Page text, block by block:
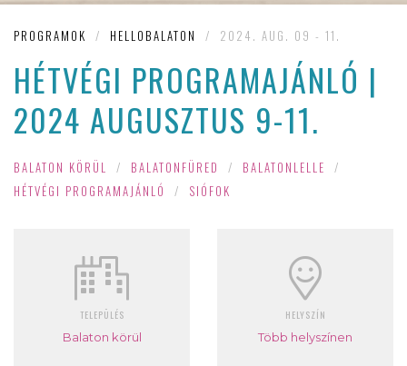
PROGRAMOK / HELLOBALATON / 2024. AUG. 09 - 11.
HÉTVÉGI PROGRAMAJÁNLÓ |
2024 AUGUSZTUS 9-11.
BALATON KÖRÜL / BALATONFÜRED / BALATONLELLE
/
HÉTVÉGI PROGRAMAJÁNLÓ
/ SIÓFOK
TELEPÜLÉS
Balaton körül
HELYSZÍN
Több helyszínen